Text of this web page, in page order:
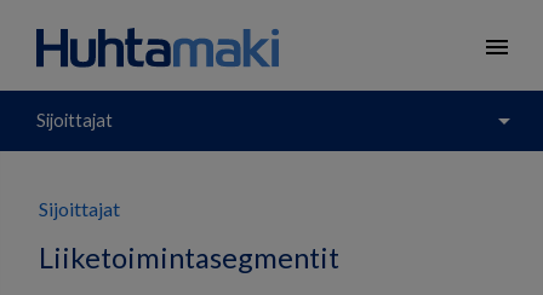
menu
Sijoittajat arrow_drop_down
Sijoittajat
Liiketoimintasegmentit